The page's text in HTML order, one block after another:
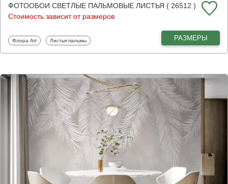
ФОТООБОИ СВЕТЛЫЕ ПАЛЬМОВЫЕ ЛИСТЬЯ ( 26512 )
Стоимость зависит от размеров
Фотообои
Флора Art Фотообои
Листья пальмы РАЗМЕРЫ